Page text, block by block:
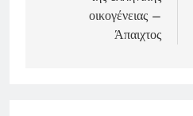
οικογένειας –
Άπαιχτος